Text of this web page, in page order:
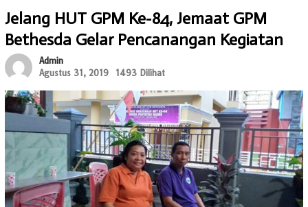
Jelang HUT GPM Ke-84, Jemaat GPM
Bethesda Gelar Pencanangan Kegiatan
Admin
Agustus 31, 2019
1493 Dilihat